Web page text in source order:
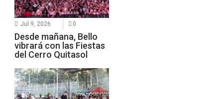
Jul 9, 2026 0
Desde mañana, Bello
vibrará con las Fiestas
del Cerro Quitasol